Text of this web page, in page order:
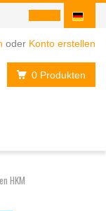
oder Konto erstellen
0 Produkten
HKM